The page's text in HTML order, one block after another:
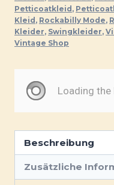
Petticoatkleid ,
Kleid , Rockabilly Mode,
Kleider, Swingkleider,
Vintage Shop
Beschreibung
Zusätzliche